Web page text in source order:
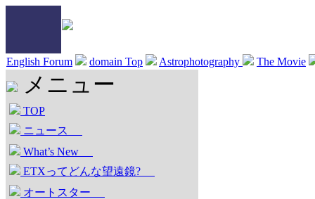
English Forum domain Top Astrophotography The Movie
メニュー
TOP
ニュース
What’s New
ETXってどんな望遠鏡?
オートスター